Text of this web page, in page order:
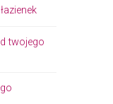
twojego